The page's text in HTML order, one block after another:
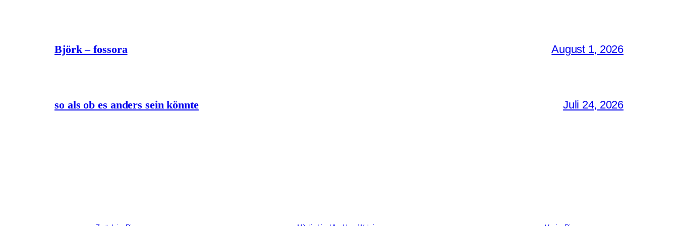
Björk – fossora August 1, 2026
so als ob es anders sein könnte Juli 24, 2026